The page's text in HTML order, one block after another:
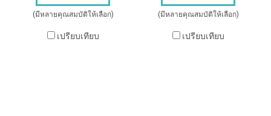
(มีหลายคุณสมบัติให้เลือก)
เปรียบเทียบ
(มีหลายคุณสมบัติให้เลือก)
เปรียบเทียบ